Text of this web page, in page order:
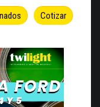
Cotizar